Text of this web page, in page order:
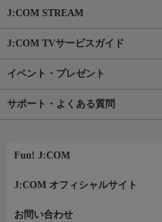
J:COM STREAM
J:COM TVサービスガイド
イベント・プレゼント
サポート・よくある質問
Fun! J:COM
J:COM オフィシャルサイト
お問い合わせ